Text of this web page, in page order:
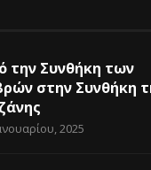
την Συνθήκη των
στην Συνθήκη
2025